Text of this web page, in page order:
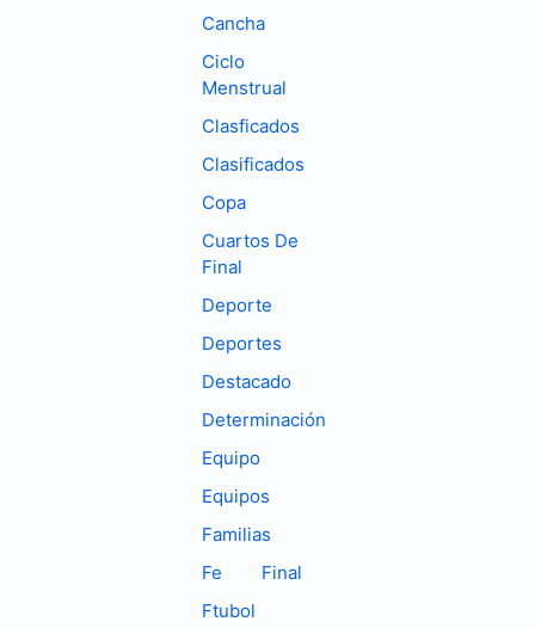
Cancha
Ciclo
Menstrual
Clasficados
Clasificados
Copa
Cuartos De
Final
Deporte
Deportes
Destacado
Determinación
Equipo
Equipos
Familias
Fe
Final
Ftubol